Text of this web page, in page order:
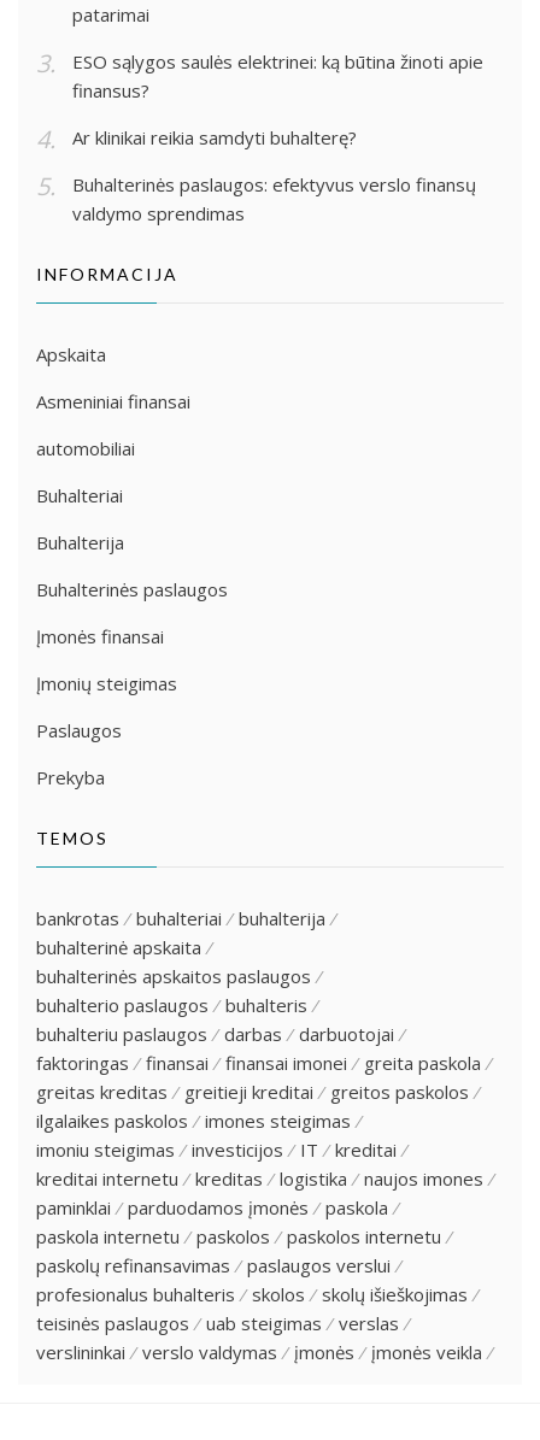
patarimai
ESO sąlygos saulės elektrinei: ką būtina žinoti apie
finansus?
Ar klinikai reikia samdyti buhalterę?
Buhalterinės paslaugos: efektyvus verslo finansų
valdymo sprendimas
INFORMACIJA
Apskaita
Asmeniniai finansai
automobiliai
Buhalteriai
Buhalterija
Buhalterinės paslaugos
Įmonės finansai
Įmonių steigimas
Paslaugos
Prekyba
TEMOS
bankrotas buhalteriai
buhalterija
buhalterinė apskaita
buhalterinės apskaitos paslaugos
buhalterio paslaugos
buhalteris
buhalteriu paslaugos
darbas
darbuotojai
faktoringas
finansai finansai imonei
greita paskola
greitas kreditas
greitieji kreditai
greitos paskolos
ilgalaikes paskolos
imones steigimas
imoniu steigimas
investicijos IT
kreditai
kreditai internetu
kreditas logistika
naujos imones
paminklai
parduodamos įmonės
paskola
paskola internetu
paskolos
paskolos internetu
paskolų refinansavimas
paslaugos verslui
profesionalus buhalteris
skolos
skolų išieškojimas
teisinės paslaugos
uab steigimas
verslas
verslininkai
verslo valdymas įmonės įmonės veikla